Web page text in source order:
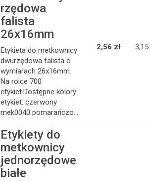
rzędowa
falista
26x16mm
Etykieta do metkownicy
dwurzędowa falista o
wymiarach 26x16mm.
Na rolce 700
etykiet.Dostępne kolory
etykiet: czerwony
mek0040 pomarańczo...
2,56 zł 3,15
Etykiety do
metkownicy
jednorzędowe
białe